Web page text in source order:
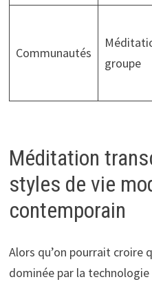
Communautés
groupe
Méditation
styles de vie
contemporain
Alors qu’on pourrait croire
dominée par la